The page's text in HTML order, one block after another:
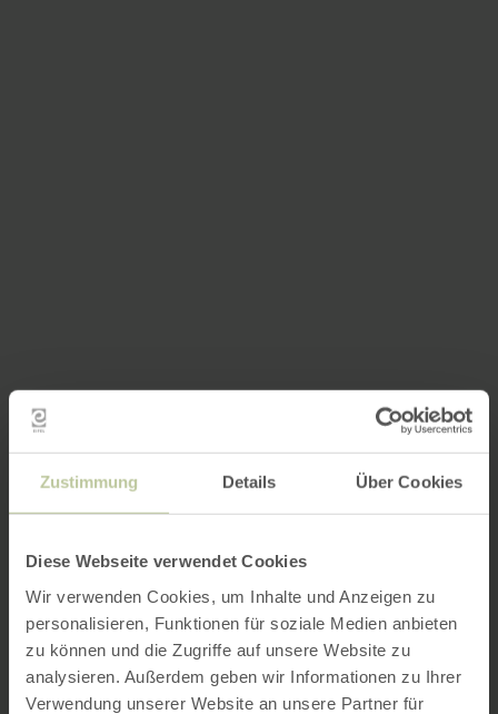
Zustimmung Details Über Cookies
Diese Webseite verwendet Cookies
Wir verwenden Cookies, um Inhalte und Anzeigen zu
personalisieren, Funktionen für soziale Medien anbieten
zu können und die Zugriffe auf unsere Website zu
analysieren. Außerdem geben wir Informationen zu Ihrer
Verwendung unserer Website an unsere Partner für